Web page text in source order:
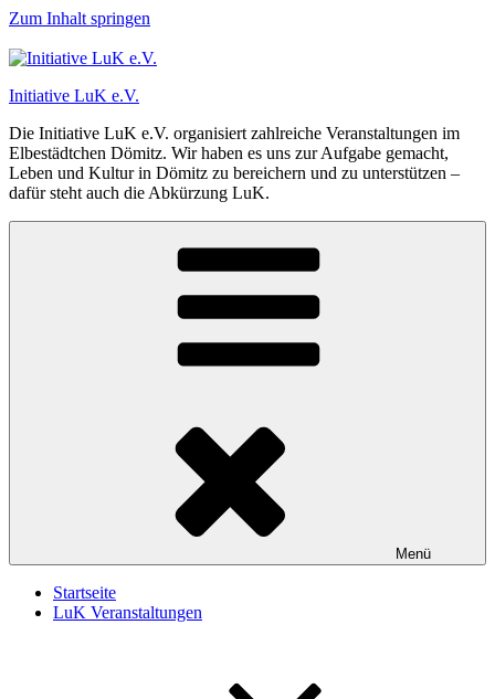
Zum Inhalt springen
Initiative LuK e.V.
Die Initiative LuK e.V. organisiert zahlreiche Veranstaltungen im
Elbestädtchen Dömitz. Wir haben es uns zur Aufgabe gemacht,
Leben und Kultur in Dömitz zu bereichern und zu unterstützen –
dafür steht auch die Abkürzung LuK.
Menü
Startseite
LuK Veranstaltungen